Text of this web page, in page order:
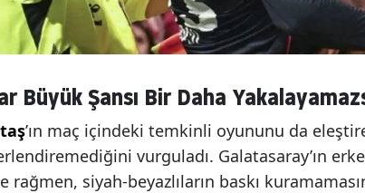
Büyük Şansı Bir Daha
’ın maç içindeki temkinli oyununu da
vurguladı. Galatasaray’ın
rağmen, siyah-beyazlıların baskı